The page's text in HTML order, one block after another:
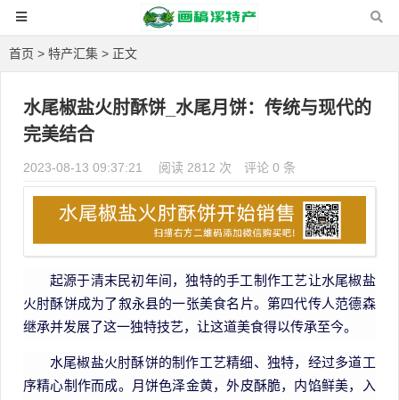
首页 > 特产汇集 > 正文
水尾椒盐火肘酥饼_水尾月饼：传统与现代的
完美结合
2023-08-13 09:37:21 阅读 2812 次 评论 0 条
起源于清末民初年间，独特的手工制作工艺让水尾椒盐
火肘酥饼成为了叙永县的一张美食名片。第四代传人范德森
继承并发展了这一独特技艺，让这道美食得以传承至今。
水尾椒盐火肘酥饼的制作工艺精细、独特，经过多道工
序精心制作而成。月饼色泽金黄，外皮酥脆，内馅鲜美，入